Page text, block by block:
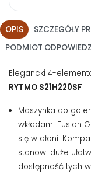
OPIS SZCZEGÓŁY
PODMIOT
Elegancki 4-
RYTMO S21H220SF:
Maszynka do
wkładami Fusion
się w dłoni.
stanowi duże
dostępność tych